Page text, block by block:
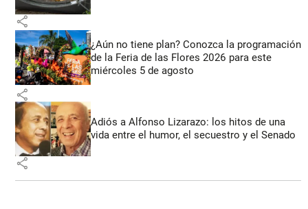
share
¿Aún no tiene plan? Conozca la programación
de la Feria de las Flores 2026 para este
miércoles 5 de agosto
share
Adiós a Alfonso Lizarazo: los hitos de una
vida entre el humor, el secuestro y el Senado
share